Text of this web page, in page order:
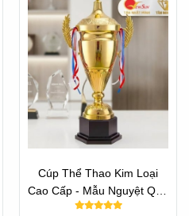
Cúp Thể Thao Kim Loại
Cao Cấp - Mẫu Nguyệt Quế
Vip Đẹp Cao 70 cm